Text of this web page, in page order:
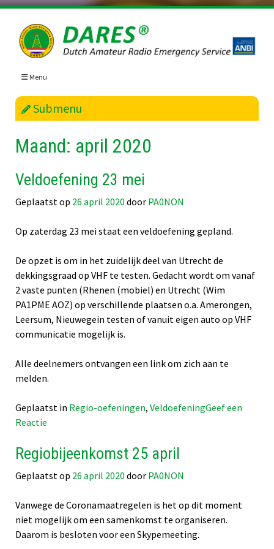
Skip
content
Menu
Submenu
Maand: april 2020
Veldoefening 23 mei
Geplaatst op 26 april 2020 door PA0NON
Op zaterdag 23 mei staat een veldoefening gepland.
De opzet is om in het zuidelijk deel van Utrecht de
dekkingsgraad op VHF te testen. Gedacht wordt om vanaf
2 vaste punten (Rhenen (mobiel) en Utrecht (Wim
PA1PME AOZ) op verschillende plaatsen o.a. Amerongen,
Leersum, Nieuwegein testen of vanuit eigen auto op VHF
communicatie mogelijk is.
Alle deelnemers ontvangen een link om zich aan te
melden.
Geplaatst in Regio-oefeningen, VeldoefeningGeef een
Reactie
23
Regiobijeenkomst 25 april
Geplaatst op 26 april 2020 door PA0NON
Vanwege de Coronamaatregelen is het op dit moment
niet mogelijk om een samenkomst te organiseren.
Daarom is besloten voor een Skypemeeting.